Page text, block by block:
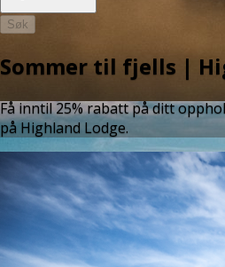
Søk
Sommer til fjells |
Få inntil 25% rabatt på ditt
på Highland Lodge.